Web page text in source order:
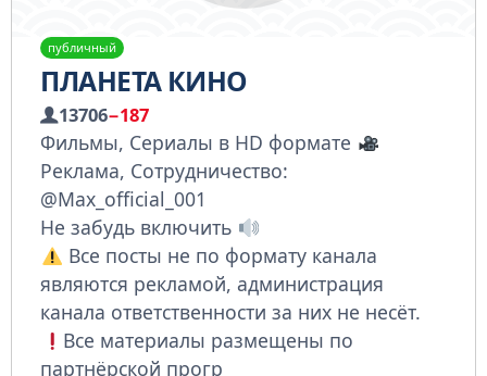
публичный
ПЛАНЕТА КИНО
13706−187
Фильмы, Сериалы в HD формате
Реклама, Сотрудничество:
@Max_official_001
Не забудь включить
Все посты не по формату канала
являются рекламой, администрация
канала ответственности за них не несёт.
Все материалы размещены по
партнёрской прогр